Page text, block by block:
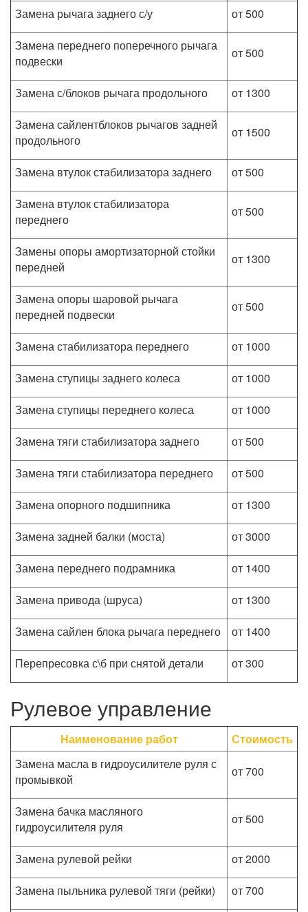
Замена рычага заднего с/у
от 500
Замена переднего поперечного рычага
подвески
от 500
Замена с/блоков рычага продольного
от 1300
Замена сайлентблоков рычагов задней
продольного
от 1500
Замена втулок стабилизатора заднего
от 500
Замена втулок стабилизатора
переднего
от 500
Замены опоры амортизаторной стойки
передней
от 1300
Замена опоры шаровой рычага
передней подвески
от 500
Замена стабилизатора переднего
от 1000
Замена ступицы заднего колеса
от 1000
Замена ступицы переднего колеса
от 1000
Замена тяги стабилизатора заднего
от 500
Замена тяги стабилизатора переднего
от 500
Замена опорного подшипника
от 1300
Замена задней балки (моста)
от 3000
Замена переднего подрамника
от 1400
Замена привода (шруса)
от 1300
Замена сайлен блока рычага переднего
от 1400
Перепресовка с\б при снятой детали
от 300
Рулевое управление
Наименование работ
Стоимость
Замена масла в гидроусилителе руля с
промывкой
от 700
Замена бачка масляного
гидроусилителя руля
от 500
Замена рулевой рейки
от 2000
Замена пыльника рулевой тяги (рейки)
от 700